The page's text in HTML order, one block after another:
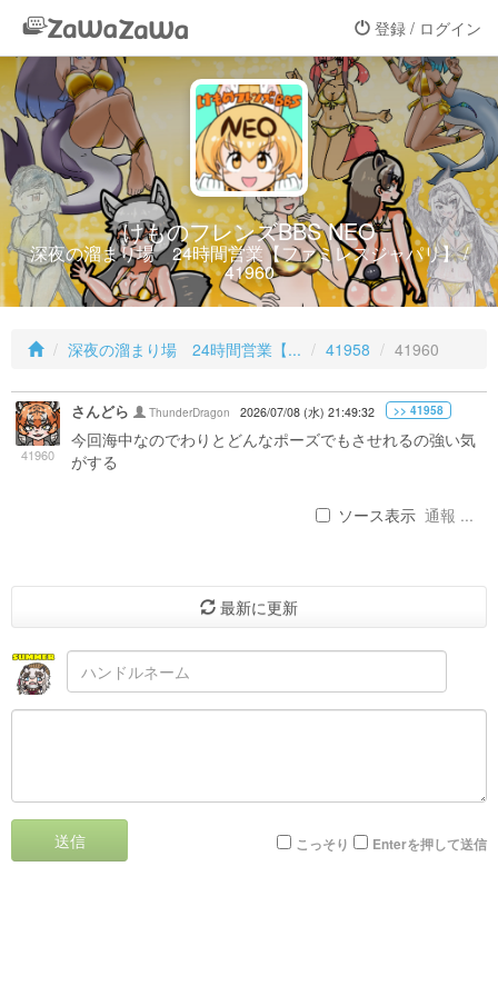
登録 / ログイン
けものフレンズBBS NEO
深夜の溜まり場 24時間営業【ファミレスジャパリ】 /
41960
深夜の溜まり場 24時間営業【... 41958 41960
41960
さんどら ThunderDragon 2026/07/08 (水) 21:49:32 >> 41958
今回海中なのでわりとどんなポーズでもさせれるの強い気
がする
ソース表示 通報 ...
最新に更新
送信 こっそり Enterを押して送信